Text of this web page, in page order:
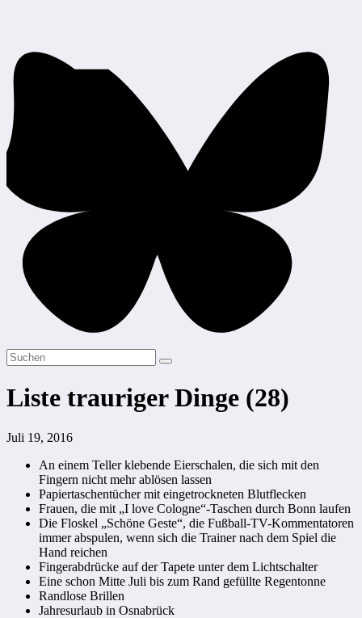
Liste trauriger Dinge (28)
Juli 19, 2016
An einem Teller klebende Eierschalen, die sich mit den
Fingern nicht mehr ablösen lassen
Papiertaschentücher mit eingetrockneten Blutflecken
Frauen, die mit „I love Cologne“-Taschen durch Bonn laufen
Die Floskel „Schöne Geste“, die Fußball-TV-Kommentatoren
immer abspulen, wenn sich die Trainer nach dem Spiel die
Hand reichen
Fingerabdrücke auf der Tapete unter dem Lichtschalter
Eine schon Mitte Juli bis zum Rand gefüllte Regentonne
Randlose Brillen
Jahresurlaub in Osnabrück